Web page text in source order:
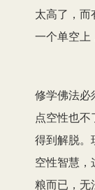
太高了，
一个单空上
修学佛法必
点空性也
得到解脱。
空性智慧
粮而已，无